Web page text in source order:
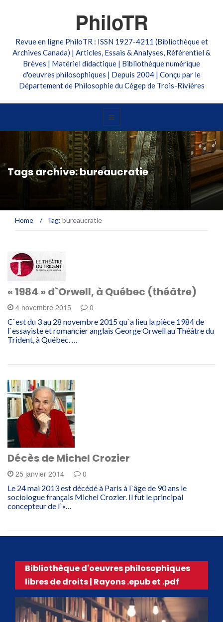
PhiloTR
Revue en ligne PhiloTR : ISSN 1927-4211 (Bibliothèque et
Archives Canada) | Articles, Essais & Analyses, Référentiel &
Brèves | Matériel didactique | Bibliothèque numérique
d'oeuvres philosophiques | Depuis 2004 | Conçu par le
Département de Philosophie du Cégep de Trois-Rivières
Tags archive: bureaucratie
Home / Tag: bureaucratie
« 1984 » d`Orwell, à Québec (théâtre)
4 novembre 2015 0
C`est du 3 au 28 novembre 2015 qu`a lieu la pièce 1984 de
l`essayiste et romancier anglais George Orwell au Théâtre du
Trident, à Québec. …
Décès de Michel Crozier
25 janvier 2014 0
Le 24 mai 2013 est décédé à Paris à l`âge de 90 ans le
sociologue français Michel Crozier. Il fut le principal
concepteur de l`«…
Bibliothèque d'oeuvres philosophiques
libres de droits | Rayons .epub et .pdf